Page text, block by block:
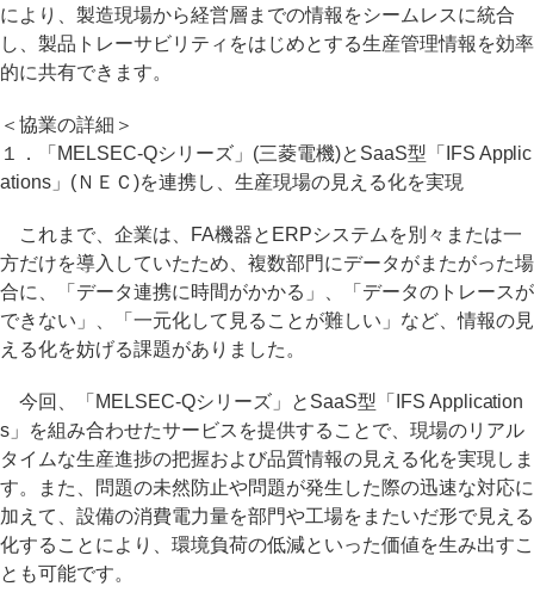
により、製造現場から経営層までの情報をシームレスに統合
し、製品トレーサビリティをはじめとする生産管理情報を効率
的に共有できます。
＜協業の詳細＞
１．「MELSEC-Qシリーズ」(三菱電機)とSaaS型「IFS Applic
ations」(ＮＥＣ)を連携し、生産現場の見える化を実現
これまで、企業は、FA機器とERPシステムを別々または一
方だけを導入していたため、複数部門にデータがまたがった場
合に、「データ連携に時間がかかる」、「データのトレースが
できない」、「一元化して見ることが難しい」など、情報の見
える化を妨げる課題がありました。
今回、「MELSEC-Qシリーズ」とSaaS型「IFS Application
s」を組み合わせたサービスを提供することで、現場のリアル
タイムな生産進捗の把握および品質情報の見える化を実現しま
す。また、問題の未然防止や問題が発生した際の迅速な対応に
加えて、設備の消費電力量を部門や工場をまたいだ形で見える
化することにより、環境負荷の低減といった価値を生み出すこ
とも可能です。